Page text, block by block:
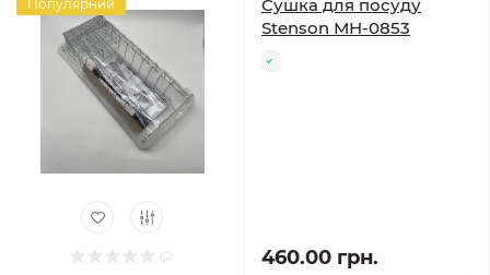
Популярний
Сушка для посуду
Stenson МН-0853
460.00 грн.